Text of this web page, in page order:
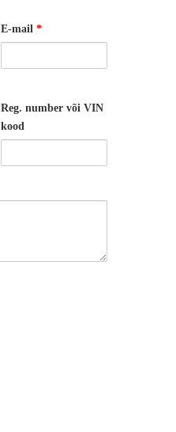
E-mail *
Reg. number või VIN
kood